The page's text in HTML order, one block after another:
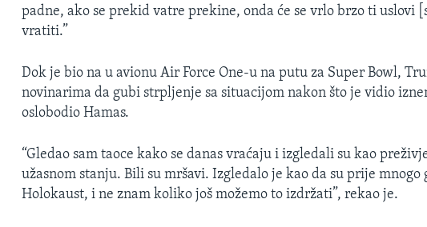
padne, ako se prekid vatre prekine, onda će se vrlo brzo ti uslovi
vratiti.”
Dok je bio na u avionu Air Force One-u na putu za Super Bowl,
novinarima da gubi strpljenje sa situacijom nakon što je vidio
oslobodio Hamas.
“Gledao sam taoce kako se danas vraćaju i izgledali su kao
užasnom stanju. Bili su mršavi. Izgledalo je kao da su prije
Holokaust, i ne znam koliko još možemo to izdržati”, rekao je.